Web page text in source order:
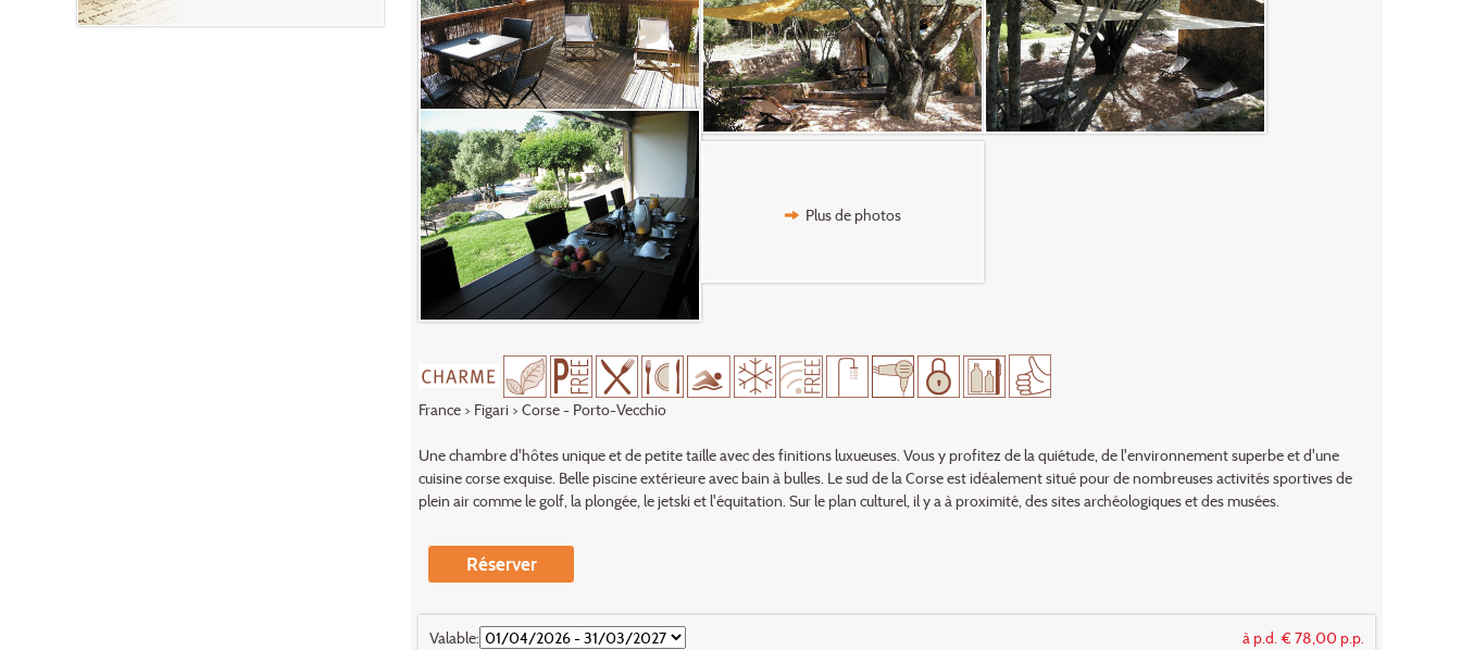
Plus de photos
France> Figari > Corse - Porto-Vecchio
Une chambre d'hôtes unique et de petite taille avec des finitions luxueuses. Vous y profitez de la quiétude, de l'environnement superbe et d'une
cuisine corse exquise. Belle piscine extérieure avec bain à bulles. Le sud de la Corse est idéalement situé pour de nombreuses activités sportives de
plein air comme le golf, la plongée, le jetski et l'équitation. Sur le plan culturel, il y a à proximité, des sites archéologiques et des musées.
Réserver
à p.d. € 78,00 p.p.
Valable: